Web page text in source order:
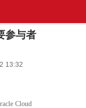
参与者
13:32
Cloud